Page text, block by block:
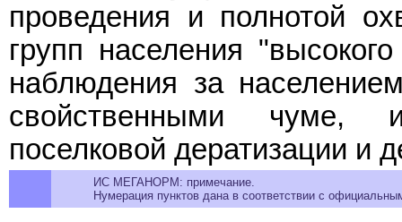
проведения и полнотой
групп населения
наблюдения за
свойственными чуме,
поселковой дератизации и
ИС МЕГАНОРМ: примечание.
Нумерация пунктов дана в соответствии с